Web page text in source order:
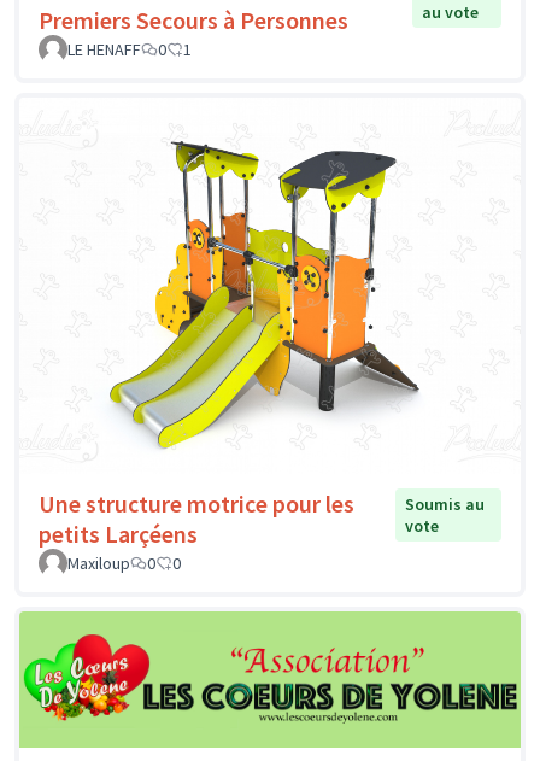
Premiers Secours à Personnes
au vote
LE HENAFF
0 1
Une structure motrice pour les
petits Larçéens
Soumis au
vote
Maxiloup
0 0